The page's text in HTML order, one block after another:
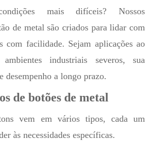
mais difíceis? Nossos
de metal são criados para lidar com
com facilidade. Sejam aplicações ao
industriais severos, sua
desempenho a longo prazo.
de botões de metal
vem em vários tipos, cada um
às necessidades específicas.